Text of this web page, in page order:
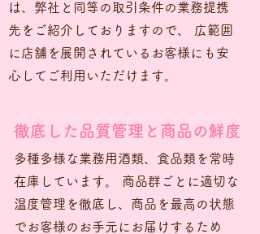
は、弊社と同等の取引条件の業務提携
先をご紹介しておりますので、 広範囲
に店舗を展開されているお客様にも安
心してご利用いただけます。
徹底した品質管理と商品の鮮度
多種多様な業務用酒類、食品類を常時
在庫しています。 商品群ごとに適切な
温度管理を徹底し、商品を最高の状態
でお客様のお手元にお届けするため